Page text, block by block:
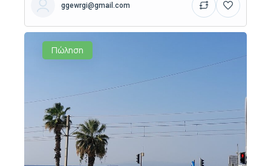
ggewrgi@gmail.com
Πώληση